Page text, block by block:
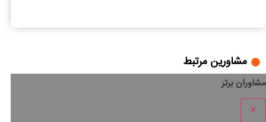
مشاورین مرتبط
مشاوران برتر
×